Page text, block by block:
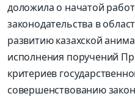
доложила о начатой
законодательства в
развитию казахской
исполнения поручений
критериев
совершенствованию